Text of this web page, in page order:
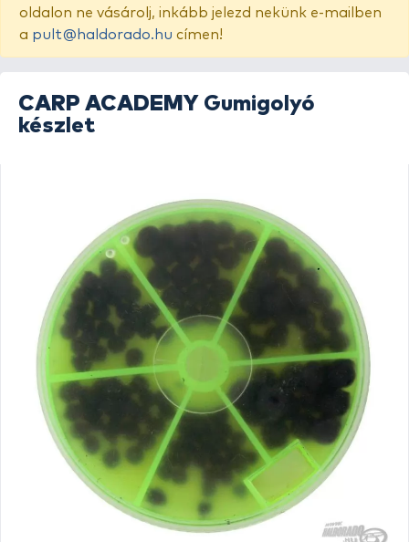
oldalon ne vásárolj, inkább jelezd nekünk e-mailben
a pult@haldorado.hu címen!
CARP ACADEMY Gumigolyó
készlet